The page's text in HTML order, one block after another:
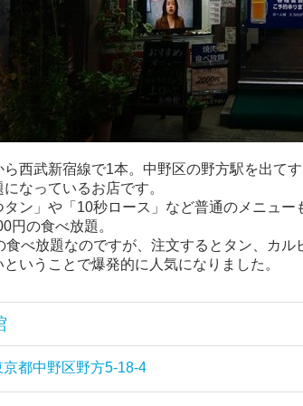
ら西武新宿線で1本。中野区の野方駅を出て
になっているお店です。
タン」や「10秒ロース」など普通のメニュ
円の食べ放題。
食べ放題なのですが、注文するとタン、カ
ということで爆発的に人気になりました。
京都中野区野方5-18-4